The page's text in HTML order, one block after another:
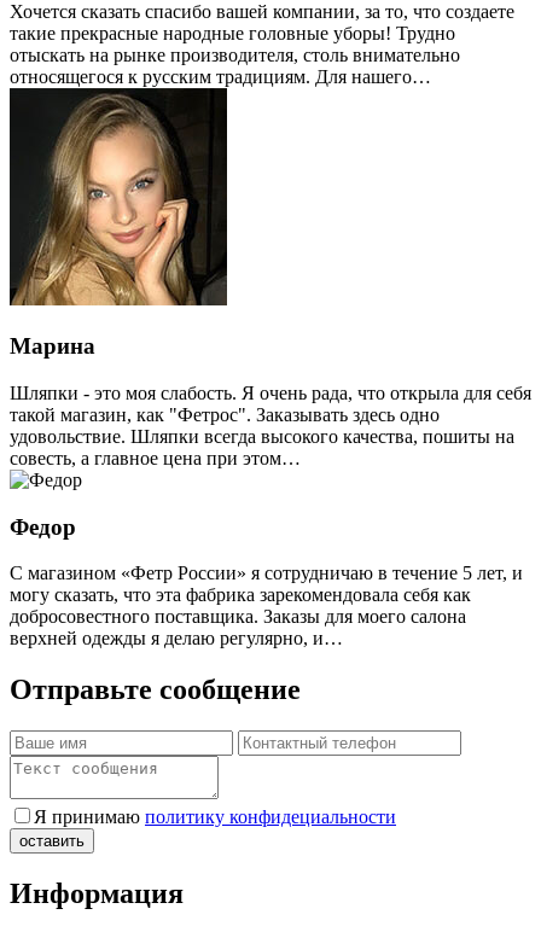
Хочется сказать спасибо вашей компании, за то, что создаете
такие прекрасные народные головные уборы! Трудно
отыскать на рынке производителя, столь внимательно
относящегося к русским традициям. Для нашего…
Марина
Шляпки - это моя слабость. Я очень рада, что открыла для себя
такой магазин, как "Фетрос". Заказывать здесь одно
удовольствие. Шляпки всегда высокого качества, пошиты на
совесть, а главное цена при этом…
Федор
С магазином «Фетр России» я сотрудничаю в течение 5 лет, и
могу сказать, что эта фабрика зарекомендовала себя как
добросовестного поставщика. Заказы для моего салона
верхней одежды я делаю регулярно, и…
Отправьте сообщение
Я принимаю политику конфидециальности
Информация